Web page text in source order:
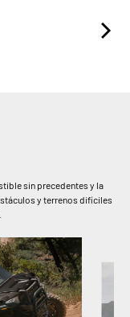
sin precedentes y la
y terrenos difíciles